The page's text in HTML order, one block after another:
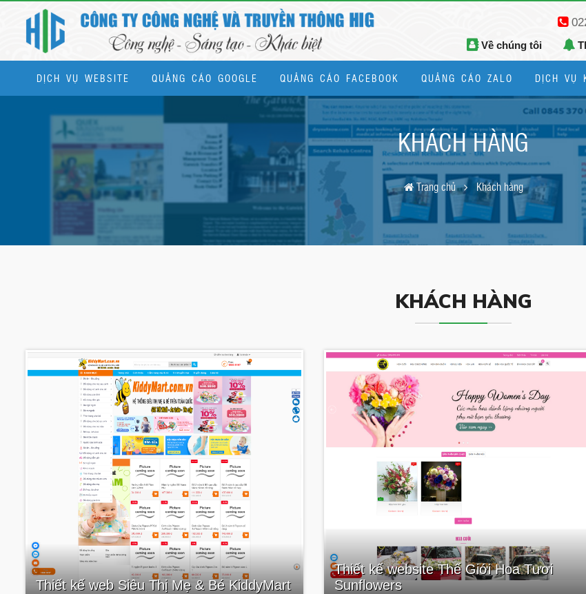
Về chúng tôi
DỊCH VỤ WEBSITE QUẢNG CÁO GOOGLE QUẢNG CÁO FACEBOOK QUẢNG CÁO ZALO DỊCH VỤ
KHÁCH HÀNG
Trang chủ Khách hàng
KHÁCH HÀNG
Thiết kế web Siêu Thị Mẹ & Bé KiddyMart
Thiết kế website Thế Giới Hoa Tươi
Sunflowers